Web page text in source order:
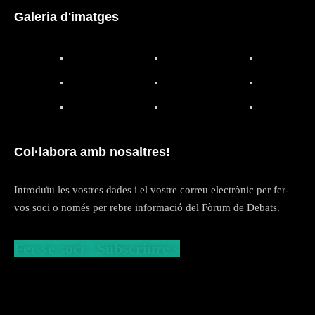
Galeria d'imatges
Col·labora amb nosaltres!
Introduïu les vostres dades i el vostre correu electrònic per fer-
vos soci o només per rebre informació del Fòrum de Debats.